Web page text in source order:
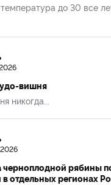
до 30 все
вишня
никогда...
черноплодной рябины
отдельных регионах